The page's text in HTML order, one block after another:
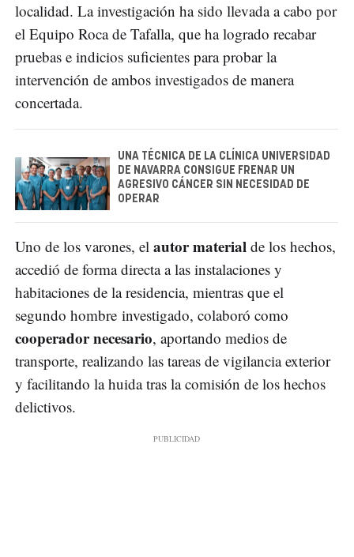
localidad. La investigación ha sido llevada a cabo por
el Equipo Roca de Tafalla, que ha logrado recabar
pruebas e indicios suficientes para probar la
intervención de ambos investigados de manera
concertada.
UNA TÉCNICA DE LA CLÍNICA UNIVERSIDAD
DE NAVARRA CONSIGUE FRENAR UN
AGRESIVO CÁNCER SIN NECESIDAD DE
OPERAR
Uno de los varones, el autor material de los hechos,
accedió de forma directa a las instalaciones y
habitaciones de la residencia, mientras que el
segundo hombre investigado, colaboró como
cooperador necesario, aportando medios de
transporte, realizando las tareas de vigilancia exterior
y facilitando la huida tras la comisión de los hechos
delictivos.